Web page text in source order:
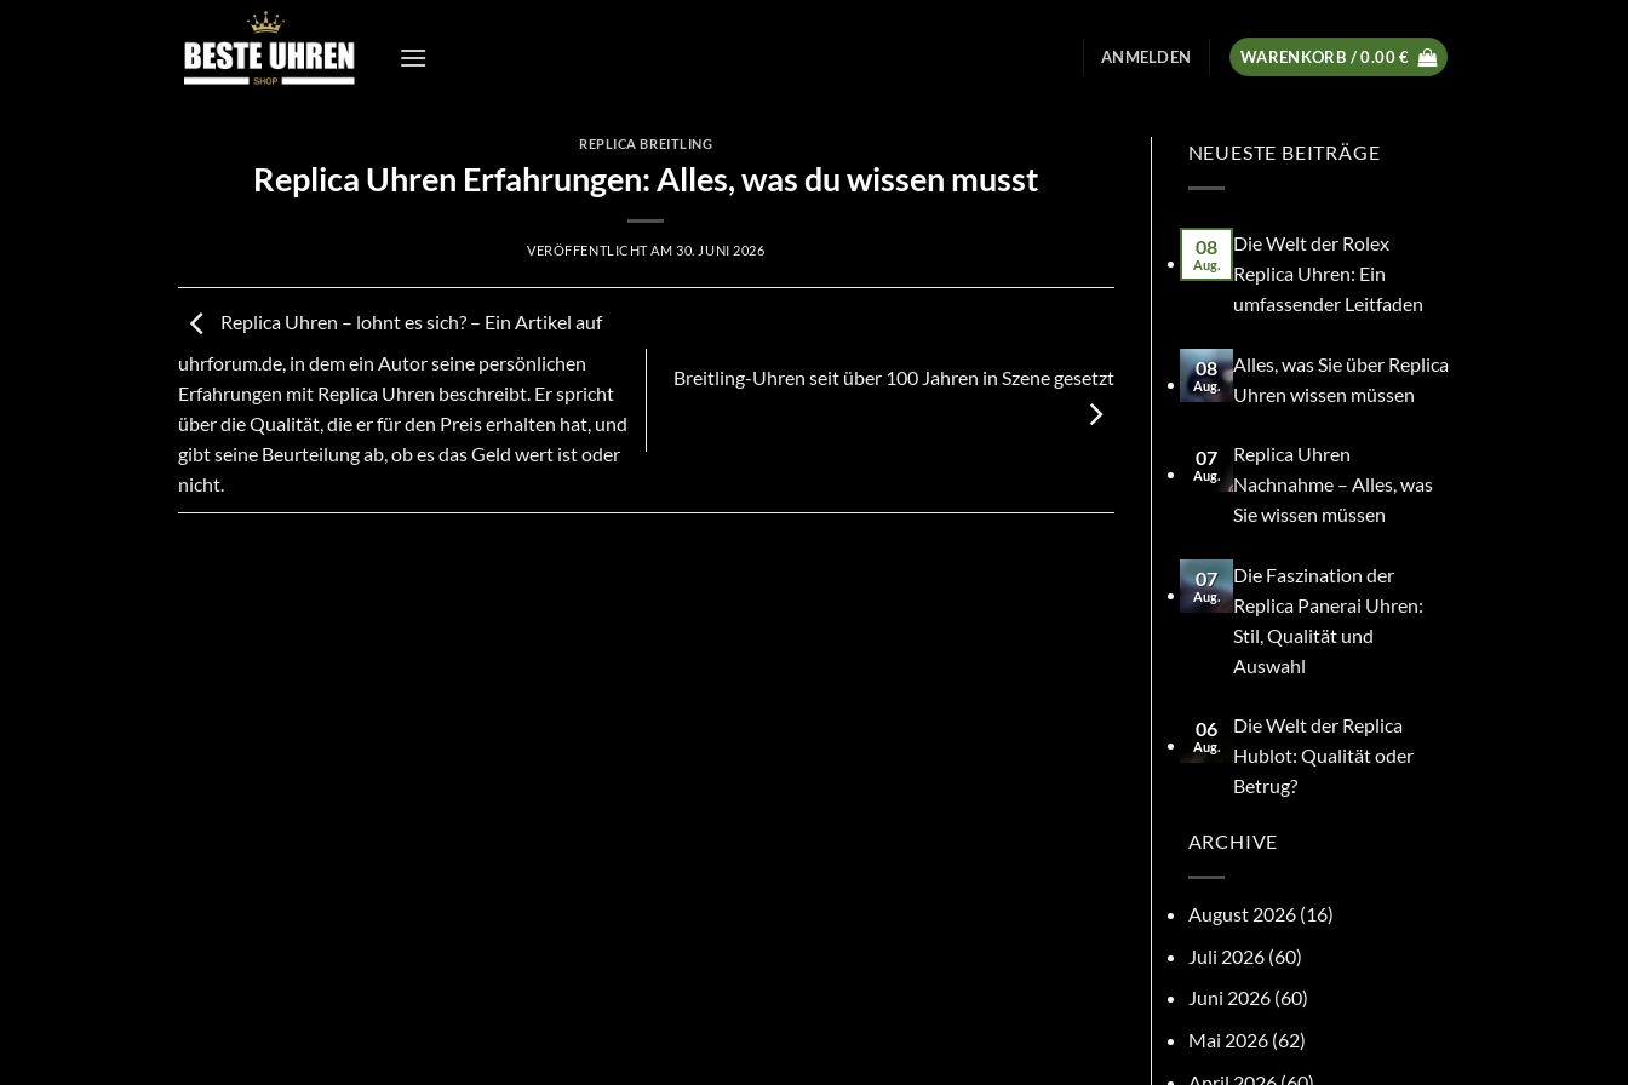
ANMELDEN WARENKORB /0.00€
REPLICA BREITLING
Replica Uhren Erfahrungen: Alles, was du wissen musst
VERÖFFENTLICHT AM 30. JUNI 2026
Replica Uhren – lohnt es sich? – Ein Artikel auf
uhrforum.de, in dem ein Autor seine persönlichen
Erfahrungen mit Replica Uhren beschreibt. Er spricht
über die Qualität, die er für den Preis erhalten hat, und
gibt seine Beurteilung ab, ob es das Geld wert ist oder
nicht.
Breitling-Uhren seit über 100 Jahren in Szene gesetzt
NEUESTE BEITRÄGE
08
Aug.
Die Welt der Rolex
Replica Uhren: Ein
umfassender Leitfaden
08
Aug.
Alles, was Sie über Replica
Uhren wissen müssen
07
Aug.
Replica Uhren
Nachnahme – Alles, was
Sie wissen müssen
07
Aug.
Die Faszination der
Replica Panerai Uhren:
Stil, Qualität und
Auswahl
06
Aug.
Die Welt der Replica
Hublot: Qualität oder
Betrug?
ARCHIVE
August 2026(16)
Juli 2026(60)
Juni 2026(60)
Mai 2026(62)